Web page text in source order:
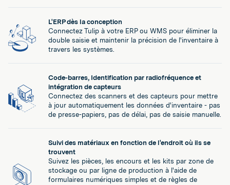
L'ERP dès la conception
Connectez Tulip à votre ERP ou WMS pour éliminer la
double saisie et maintenir la précision de l'inventaire à
travers les systèmes.
Code-barres, Identification par radiofréquence et
intégration de capteurs
Connectez des scanners et des capteurs pour mettre
à jour automatiquement les données d'inventaire - pas
de presse-papiers, pas de délai, pas de saisie manuelle.
Suivi des matériaux en fonction de l'endroit où ils se
trouvent
Suivez les pièces, les encours et les kits par zone de
stockage ou par ligne de production à l'aide de
formulaires numériques simples et de règles de